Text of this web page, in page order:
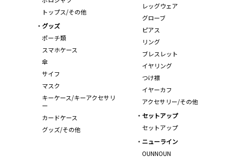
トップス/その他
レッグウェア
グローブ
ピアス
リング
ブレスレット
イヤリング
つけ襟
イヤーカフ
アクセサリー/その他
グッズ
ポーチ類
スマホケース
傘
サイフ
マスク
キーケース/キーアクセサリ
ー
カードケース
グッズ/その他
セットアップ
セットアップ
ニューライン
OUNNOUN